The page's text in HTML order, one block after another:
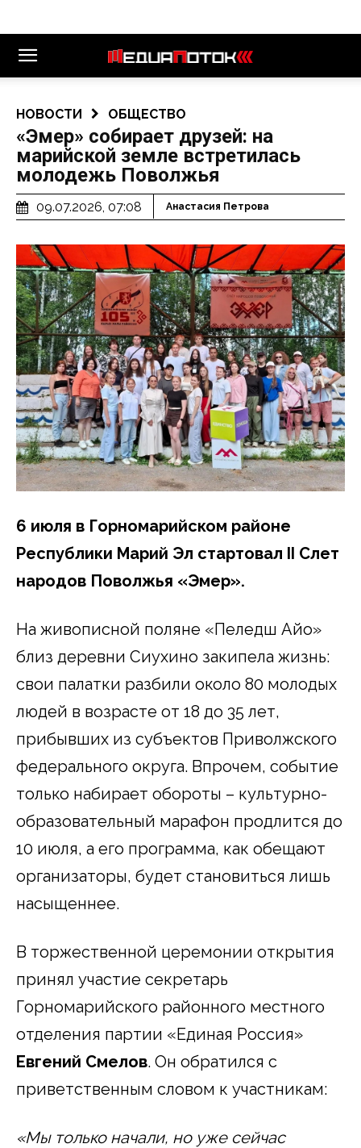
НОВОСТИ ОБЩЕСТВО
«Эмер» собирает друзей: на
марийской земле встретилась
молодежь Поволжья
09.07.2026, 07:08 Анастасия Петрова
6 июля в Горномарийском районе
Республики Марий Эл стартовал II Слет
народов Поволжья «Эмер».
На живописной поляне «Пеледӹш Айо»
близ деревни Сиухино закипела жизнь:
свои палатки разбили около 80 молодых
людей в возрасте от 18 до 35 лет,
прибывших из субъектов Приволжского
федерального округа. Впрочем, событие
только набирает обороты – культурно-
образовательный марафон продлится до
10 июля, а его программа, как обещают
организаторы, будет становиться лишь
насыщеннее.
В торжественной церемонии открытия
принял участие секретарь
Горномарийского районного местного
отделения партии «Единая Россия»
Евгений Смелов. Он обратился с
приветственным словом к участникам:
«Мы только начали, но уже сейчас